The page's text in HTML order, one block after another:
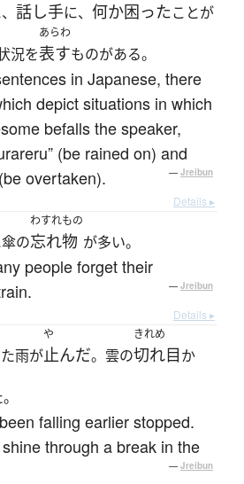
話し手に、 何か困ったことが
況を
あらわ
表すものがある。
in Japanese, there
depict situations in which
befalls the speaker,
(be rained on) and
overtaken).
— Jreibun
Details ▸
の
わすれもの
忘れ物 が多い。
people forget their
— Jreibun
Details ▸
雨が
や
止んだ。雲の
きれめ
切れ目か
falling earlier stopped.
through a break in the
— Jreibun